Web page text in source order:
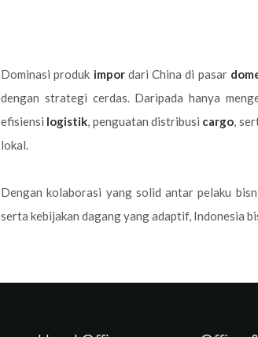
Dominasi produk impordari China di pasar
dengan strategi cerdas. Daripada hanya
efisiensi logistik, penguatan distribusi cargo,
lokal.
Dengan kolaborasi yang solid antar pelaku
serta kebijakan dagang yang adaptif, Indonesia